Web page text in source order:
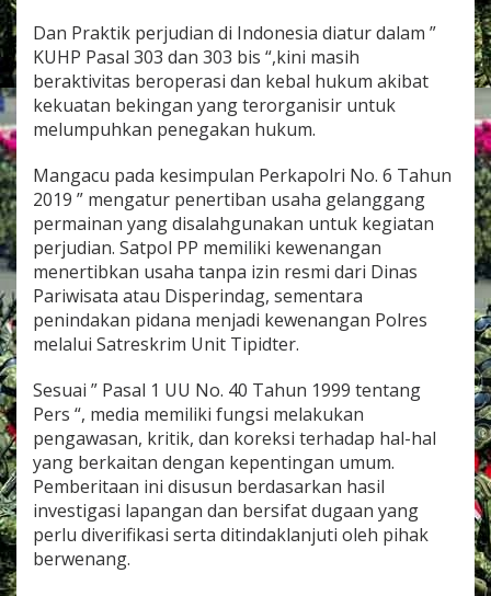
Dan Praktik perjudian di Indonesia diatur dalam ”
KUHP Pasal 303 dan 303 bis “,kini masih
beraktivitas beroperasi dan kebal hukum akibat
kekuatan bekingan yang terorganisir untuk
melumpuhkan penegakan hukum.
Mangacu pada kesimpulan Perkapolri No. 6 Tahun
2019 ” mengatur penertiban usaha gelanggang
permainan yang disalahgunakan untuk kegiatan
perjudian. Satpol PP memiliki kewenangan
menertibkan usaha tanpa izin resmi dari Dinas
Pariwisata atau Disperindag, sementara
penindakan pidana menjadi kewenangan Polres
melalui Satreskrim Unit Tipidter.
Sesuai ” Pasal 1 UU No. 40 Tahun 1999 tentang
Pers “, media memiliki fungsi melakukan
pengawasan, kritik, dan koreksi terhadap hal-hal
yang berkaitan dengan kepentingan umum.
Pemberitaan ini disusun berdasarkan hasil
investigasi lapangan dan bersifat dugaan yang
perlu diverifikasi serta ditindaklanjuti oleh pihak
berwenang.